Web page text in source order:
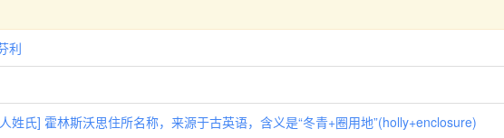
利
氏] 霍林斯沃思住所名称，来源于古英语，含义是“冬青+圈用地”(holly+enclosure)